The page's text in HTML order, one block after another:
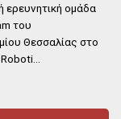
ερευνητική ομάδα
του
Θεσσαλίας στο